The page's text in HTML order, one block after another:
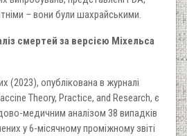
–вони були шахрайськими.
смертей за версією Міхельса
(2023), опублікована в журналі
Theory, Practice, and Research, є
медичним аналізом 38 випадків
у 6-місячному проміжному звіті